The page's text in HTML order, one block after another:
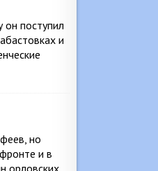
поступил
и
но
и в
орловских